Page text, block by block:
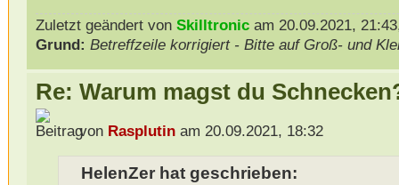
Zuletzt geändert von Skilltronicam 20.09.2021,
Grund: Betreffzeile korrigiert - Bitte auf Groß- und
Re: Warum magst du
von Rasplutinam 20.09.2021, 18:32
HelenZer hat geschrieben: